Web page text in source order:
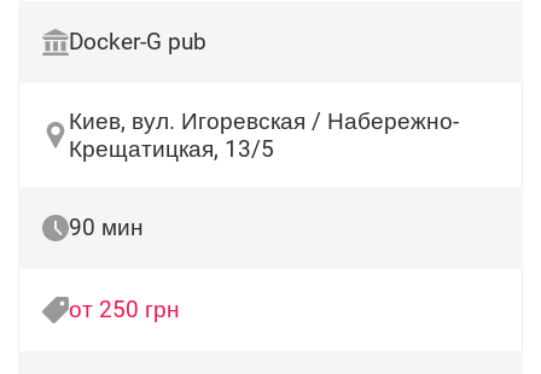
Docker-G pub
Киев, вул. Игоревская / Набережно-
Крещатицкая, 13/5
90 мин
от 250 грн